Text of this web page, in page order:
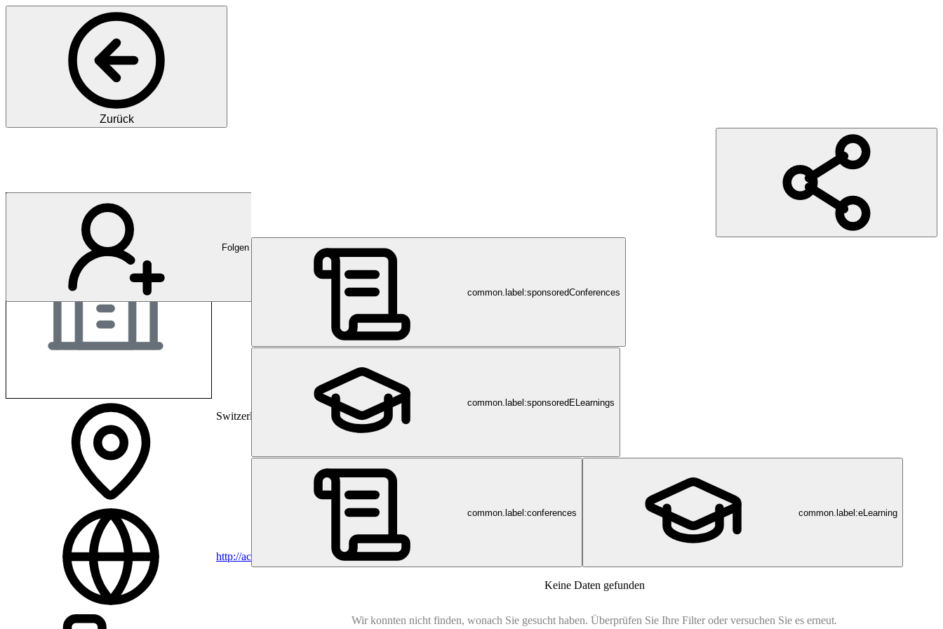
Zurück
Folgen
Switzerland
http://active.ch
common.label:sponsoredConferences
common.label:sponsoredELearnings
common.label:conferences common.label:eLearning
Keine Daten gefunden
Wir konnten nicht finden, wonach Sie gesucht haben. Überprüfen Sie Ihre Filter oder versuchen Sie es erneut.